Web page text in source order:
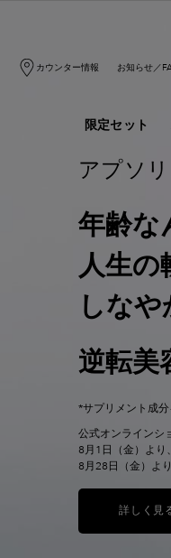
カウンター情報 お知らせ／
限定セット
アプソ
年齢な
人生の
しなや
逆転美
*サプリメント成分
公式オンラインシ
8月1日（金）より
8月28日（金）よ
詳しく見